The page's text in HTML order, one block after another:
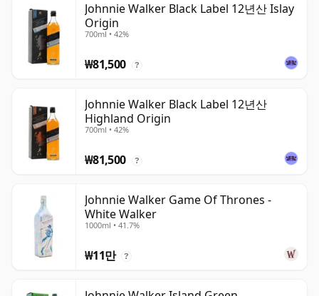
Johnnie Walker Black Label 12년산 Islay
Origin
700ml • 42%
₩81,500 ?
Johnnie Walker Black Label 12년산
Highland Origin
700ml • 42%
₩81,500 ?
Johnnie Walker Game Of Thrones -
White Walker
1000ml • 41.7%
₩11만 ?